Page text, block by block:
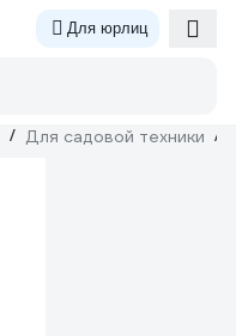
Для юрлиц
/ Для садовой техники /